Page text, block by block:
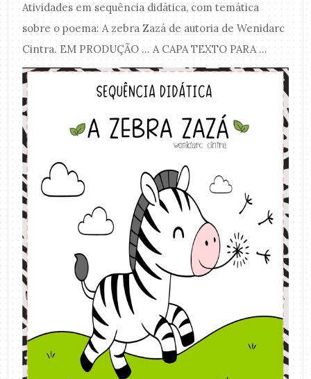
Atividades em sequência didática, com temática
sobre o poema: A zebra Zazá de autoria de Wenidarc
Cintra. EM PRODUÇÃO ... A CAPA TEXTO PARA ...